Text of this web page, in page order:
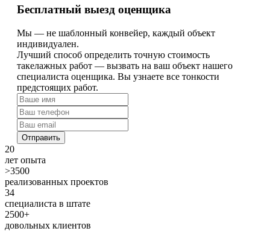
Бесплатный выезд оценщика
Мы — не шаблонный конвейер, каждый объект
индивидуален.
Лучший способ определить точную стоимость
такелажных работ — вызвать на ваш объект нашего
специалиста оценщика. Вы узнаете все тонкости
предстоящих работ.
Отправить
20
лет опыта
>3500
реализованных проектов
34
специалиста в штате
2500+
довольных клиентов